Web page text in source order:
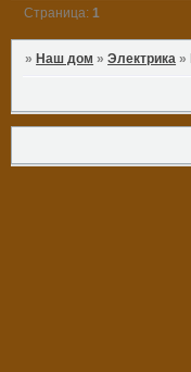
Страница:1
» Наш дом »Электрика »